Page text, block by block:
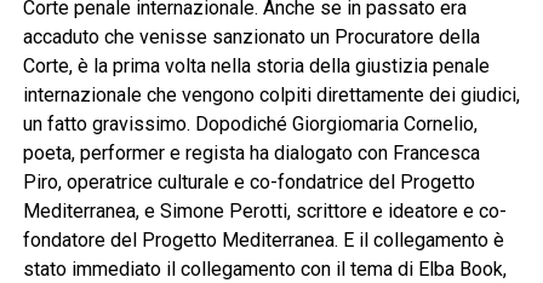
Corte penale internazionale. Anche se in passato era
accaduto che venisse sanzionato un Procuratore della
Corte, è la prima volta nella storia della giustizia penale
internazionale che vengono colpiti direttamente dei giudici,
un fatto gravissimo. Dopodiché Giorgiomaria Cornelio,
poeta, performer e regista ha dialogato con Francesca
Piro, operatrice culturale e co-fondatrice del Progetto
Mediterranea, e Simone Perotti, scrittore e ideatore e co-
fondatore del Progetto Mediterranea. E il collegamento è
stato immediato il collegamento con il tema di Elba Book,